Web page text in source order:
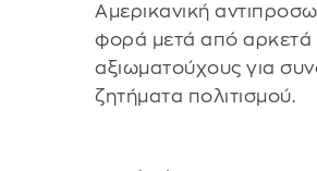
Αμερικανική
φορά μετά από αρκετά
αξιωματούχους για
ζητήματα πολιτισμού.